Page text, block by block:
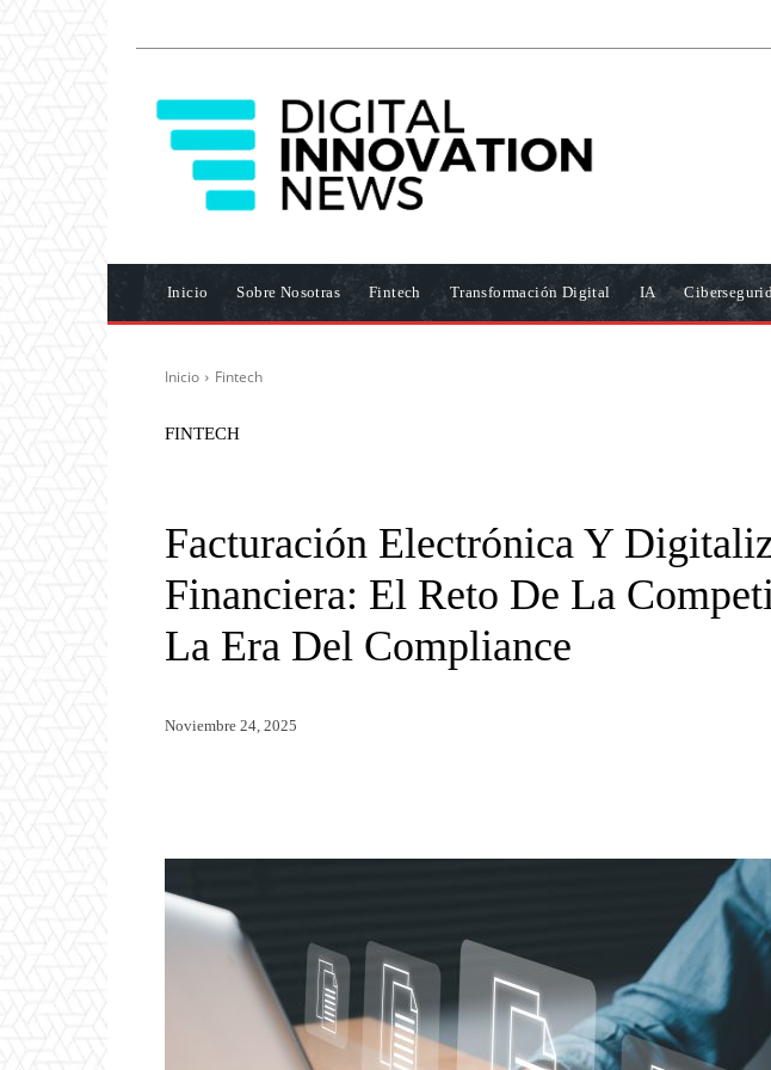
Inicio Sobre Nosotras Fintech Transformación Digital IA
Inicio Fintech
FINTECH
Facturación Electrónica Y
Financiera: El Reto De La
La Era Del Compliance
Noviembre 24, 2025